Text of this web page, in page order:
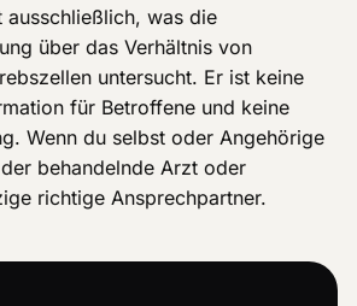
ausschließlich, was die
über das Verhältnis von
untersucht. Er ist keine
für Betroffene und keine
Wenn du selbst oder Angehörige
behandelnde Arzt oder
richtige Ansprechpartner.